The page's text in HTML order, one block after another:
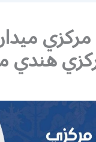
هندي